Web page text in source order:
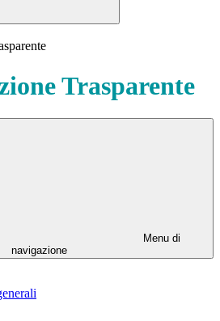
Trasparente
Menu di
navigazione